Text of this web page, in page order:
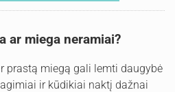
ar miega neramiai?
prastą miegą gali lemti daugybė
ir kūdikiai naktį dažnai